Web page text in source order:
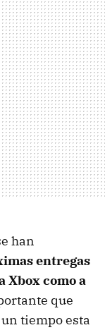
han
entregas
Xbox como a
que
tiempo esta